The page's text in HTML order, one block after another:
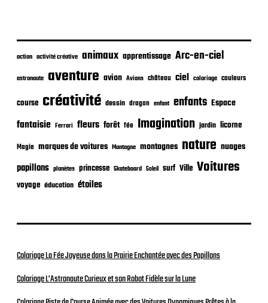
i
a
t
i
o
n
action activité créative animaux apprentissage Arc-en-ciel
astronaute aventure avion Avions château ciel coloriage couleurs
course créativité dessin dragon enfant enfants Espace
fantaisie Ferrari fleurs forêt fée Imagination jardin licorne
Magie marques de voitures Montagne montagnes nature nuages
papillons planètes princesse Skateboard Soleil surf Ville Voitures
voyage éducation étoiles
Coloriage La Fée Joyeuse dans la Prairie Enchantée avec des Papillons
Coloriage L’Astronaute Curieux et son Robot Fidèle sur la Lune